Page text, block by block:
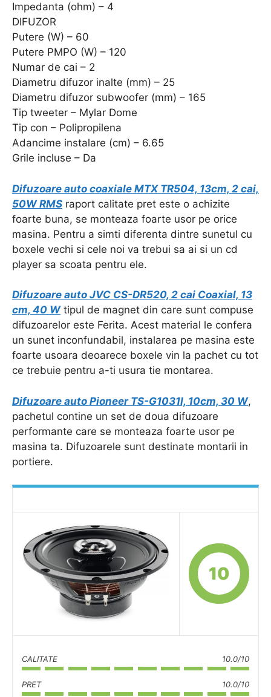
Impedanta (ohm) – 4
DIFUZOR
Putere (W) – 60
Putere PMPO (W) – 120
Numar de cai – 2
Diametru difuzor inalte (mm) – 25
Diametru difuzor subwoofer (mm) – 165
Tip tweeter – Mylar Dome
Tip con – Polipropilena
Adancime instalare (cm) – 6.65
Grile incluse – Da
Difuzoare auto coaxiale MTX TR504, 13cm, 2 cai,
50W RMS raport calitate pret este o achizite
foarte buna, se monteaza foarte usor pe orice
masina. Pentru a simti diferenta dintre sunetul cu
boxele vechi si cele noi va trebui sa ai si un cd
player sa scoata pentru ele.
Difuzoare auto JVC CS-DR520, 2 cai Coaxial, 13
cm, 40 Wtipul de magnet din care sunt compuse
difuzoarelor este Ferita. Acest material le confera
un sunet inconfundabil, instalarea pe masina este
foarte usoara deoarece boxele vin la pachet cu tot
ce trebuie pentru a-ti usura tie montarea.
Difuzoare auto Pioneer TS-G1031I, 10cm, 30 W,
pachetul contine un set de doua difuzoare
performante care se monteaza foarte usor pe
masina ta. Difuzoarele sunt destinate montarii in
portiere.
10
CALITATE 10.0/10
PRET 10.0/10